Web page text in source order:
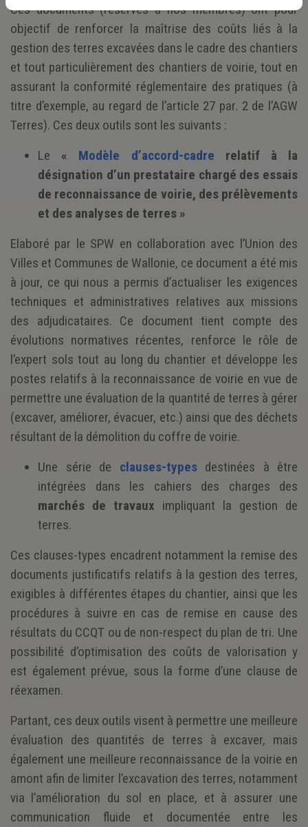
Ces documents (réservés à nos membres) ont pour
objectif de renforcer la maîtrise des coûts liés à la
gestion des terres excavées dans le cadre des chantiers
et tout particulièrement des chantiers de voirie, tout en
assurant la conformité réglementaire des pratiques (à
titre d’exemple, au regard de l’article 27 par. 2 de l’AGW
Terres). Ces deux outils sont les suivants :
Le « Modèle d’accord-cadre relatif à la
désignation d’un prestataire chargé des essais
de reconnaissance de voirie, des prélèvements
et des analyses de terres »
Elaboré par le SPW en collaboration avec l’Union des
Villes et Communes de Wallonie, ce document a été mis
à jour, ce qui nous a permis d’actualiser les exigences
techniques et administratives relatives aux missions
des adjudicataires. Ce document tient compte des
évolutions normatives récentes, renforce le rôle de
l’expert sols tout au long du chantier et développe les
postes relatifs à la reconnaissance de voirie en vue de
permettre une évaluation de la quantité de terres à gérer
(excaver, améliorer, évacuer, etc.) ainsi que des déchets
résultant de la démolition du coffre de voirie.
Une série de clauses-typesdestinées à être
intégrées dans les cahiers des charges des
marchés de travaux impliquant la gestion de
terres.
Ces clauses-types encadrent notamment la remise des
documents justificatifs relatifs à la gestion des terres,
exigibles à différentes étapes du chantier, ainsi que les
procédures à suivre en cas de remise en cause des
résultats du CCQT ou de non-respect du plan de tri. Une
possibilité d’optimisation des coûts de valorisation y
est également prévue, sous la forme d’une clause de
réexamen.
Partant, ces deux outils visent à permettre une meilleure
évaluation des quantités de terres à excaver, mais
également une meilleure reconnaissance de la voirie en
amont afin de limiter l’excavation des terres, notamment
via l’amélioration du sol en place, et à assurer une
communication fluide et documentée entre les